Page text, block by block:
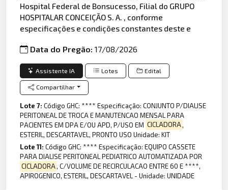
Hospital Federal de Bonsucesso, Filial do GRUPO
HOSPITALAR CONCEIÇÃO S. A. , conforme
especificações e condições constantes deste e
Data do Pregão:17/08/2026
Assistente IA Lotes Edital
Compartilhar
Lote 7:Código GHC: **** Especificação: CONJUNTO P/DIALISE
PERITONEAL DE TROCA E MANUTENCAO MENSAL PARA
PACIENTES EM DPA E/OU APD, P/USO EM CICLADORA,
ESTERIL, DESCARTAVEL, PRONTO USO Unidade: KIT
Lote 11:Código GHC: **** Especificação: EQUIPO CASSETE
PARA DIALISE PERITONEAL PEDIATRICO AUTOMATIZADA POR
CICLADORA, C/VOLUME DE RECIRCULACAO ENTRE 60 E ****,
APIROGENICO, ESTERIL, DESCARTAVEL - Unidade: UNIDADE